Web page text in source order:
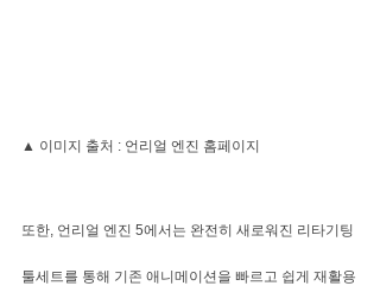
▲ 이미지 출처 : 언리얼 엔진 홈페이지
또한, 언리얼 엔진 5에서는 완전히 새로워진 리타기팅
툴세트를 통해 기존 애니메이션을 빠르고 쉽게 재활용